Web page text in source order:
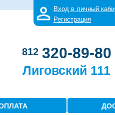
Вход в личный
Регистрация
812 320-89-80
Лиговский 111